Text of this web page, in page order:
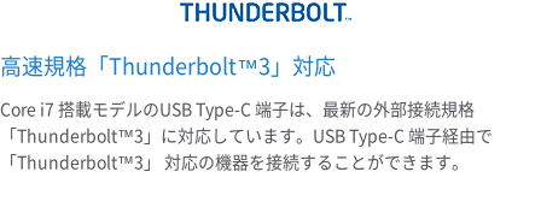
高速規格「Thunderbolt™3」対応
Core i7 搭載モデルのUSB Type-C 端子は、最新の外部接続規格
「Thunderbolt™3」に対応しています。USB Type-C 端子経由で
「Thunderbolt™3」 対応の機器を接続することができます。